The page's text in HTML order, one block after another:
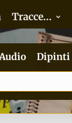
Tracce…
Dipinti